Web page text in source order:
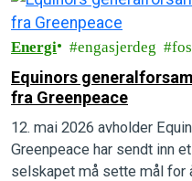
Energi engasjerdeg
Equinors
fra Greenpeace
12. mai 2026 avholder
Greenpeace har sendt inn
selskapet må sette mål for